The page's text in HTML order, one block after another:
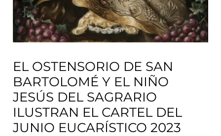
EL OSTENSORIO DE SAN
BARTOLOMÉ Y EL NIÑO
JESÚS DEL SAGRARIO
ILUSTRAN EL CARTEL DEL
JUNIO EUCARÍSTICO 2023